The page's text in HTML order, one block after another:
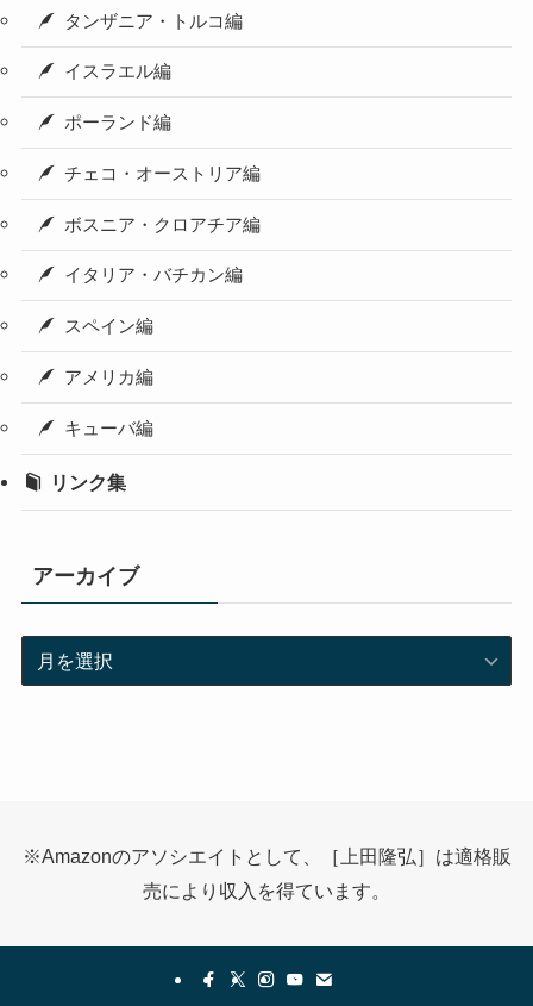
タンザニア・トルコ編
イスラエル編
ポーランド編
チェコ・オーストリア編
ボスニア・クロアチア編
イタリア・バチカン編
スペイン編
アメリカ編
キューバ編
リンク集
アーカイブ
※Amazonのアソシエイトとして、［上田隆弘］は適格販
売により収入を得ています。